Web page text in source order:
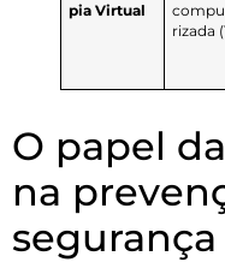
pia Virtual
rizada
O papel
na